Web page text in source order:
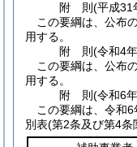
附 則(平成31
この要綱は、公布
用する。
附 則(令和4
この要綱は、公布
用する。
附 則(令和6
この要綱は、令和6
別表(第2条及び第4条